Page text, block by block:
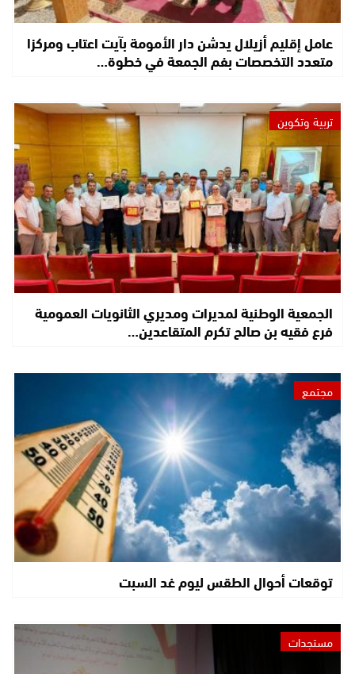
عامل إقليم أزيلال يدشن دار الأمومة بآيت اعتاب ومركزا
متعدد التخصصات بفم الجمعة في خطوة…
تربية وتكوين
الجمعية الوطنية لمديرات ومديري الثانويات العمومية
فرع فقيه بن صالح تكرم المتقاعدين…
مجتمع
توقعات أحوال الطقس ليوم غد السبت
مستجدات